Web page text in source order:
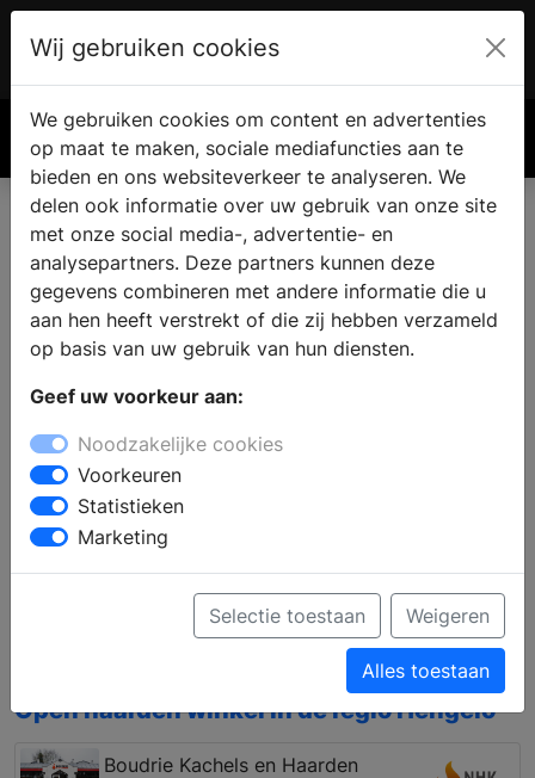
€ 0.00
Eigen haard of kachel vinden
in Hengelo
Hengelo kunt u inspiratie op doen bij de
haardenspecialist. Bij een specialist zijn verschillende
soorten haarden te bezichtigen en kunt u uitzoeken
wat de mogelijkheden zijn voor uw woning, interieur
en budget. Bij de haardenspeciaalzaak vindt u alles op
het gebied van houthaarden en gashaarden,
vrijstaand en inbouw, of pellet kachels, houtkachels
en gaskachels. Bovendien kunt u zich laten
informeren over een vakkundige installatie en de
Open haarden winkel in de regio Hengelo
Boudrie Kachels en Haarden
Wij gebruiken cookies
We gebruiken cookies om content en advertenties
op maat te maken, sociale mediafuncties aan te
bieden en ons websiteverkeer te analyseren. We
delen ook informatie over uw gebruik van onze site
met onze social media-, advertentie- en
analysepartners. Deze partners kunnen deze
gegevens combineren met andere informatie die u
aan hen heeft verstrekt of die zij hebben verzameld
op basis van uw gebruik van hun diensten.
Geef uw voorkeur aan:
Noodzakelijke cookies
Voorkeuren
Statistieken
Marketing
Selectie toestaan Weigeren
Alles toestaan